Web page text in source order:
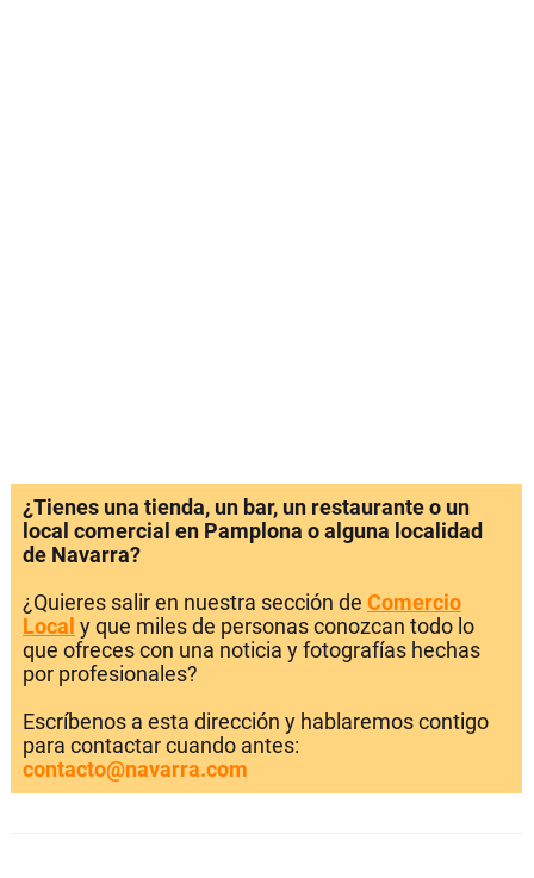
¿Tienes una tienda, un bar, un restaurante o un
local comercial en Pamplona o alguna localidad
de Navarra?
¿Quieres salir en nuestra sección de Comercio
Local y que miles de personas conozcan todo lo
que ofreces con una noticia y fotografías hechas
por profesionales?
Escríbenos a esta dirección y hablaremos contigo
para contactar cuando antes:
contacto@navarra.com